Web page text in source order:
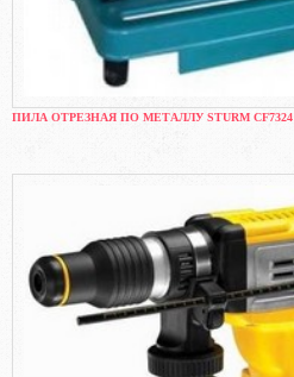
ПИЛА ОТРЕЗНАЯ ПО МЕТАЛЛУ STURM CF7324